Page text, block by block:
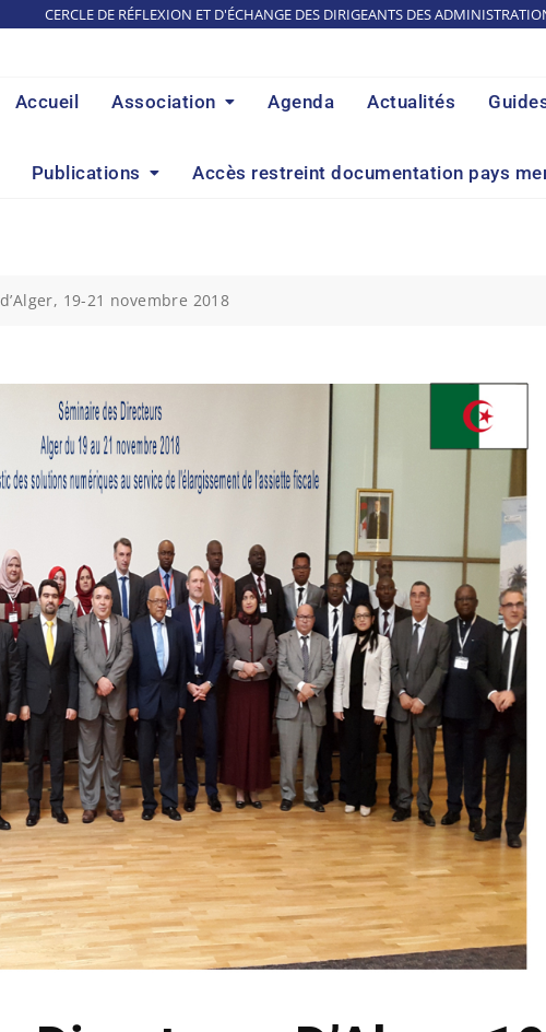
CERCLE DE RÉFLEXION ET D'ÉCHANGE DES DIRIGEANTS DES
Accueil Association Agenda Actualités
Publications Accès restreint documentation pays
19-21 novembre 2018